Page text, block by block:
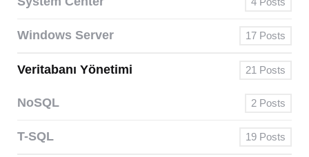
Windows Server 17 Posts
Veritabanı Yönetimi 21 Posts
NoSQL 2 Posts
T-SQL 19 Posts